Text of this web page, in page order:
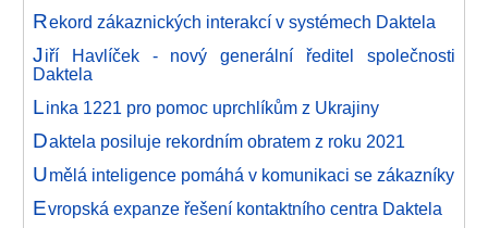
Rekord zákaznických interakcí v systémech Daktela
Jiří Havlíček - nový generální ředitel společnosti
Daktela
Linka 1221 pro pomoc uprchlíkům z Ukrajiny
Daktela posiluje rekordním obratem z roku 2021
Umělá inteligence pomáhá v komunikaci se zákazníky
Evropská expanze řešení kontaktního centra Daktela